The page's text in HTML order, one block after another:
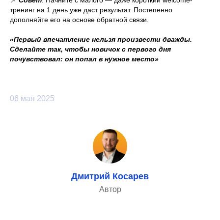
тренинг на 1 день уже даст результат. Постепенно
дополняйте его на основе обратной связи.
«Первый впечатление нельзя произвести дважды.
Сделайте так, чтобы новичок с первого дня
почувствовал: он попал в нужное место»
06 мая 2025
Дмитрий Косарев
Автор
результаты клиентов